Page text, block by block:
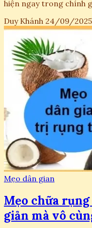
hiện ngay trong chính
Duy Khánh 24/09/2025
Mẹo dân gian
Mẹo chữa
giản mà vô